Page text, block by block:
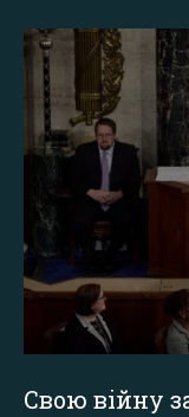
Свою війну